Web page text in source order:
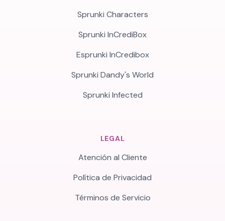
Sprunki Characters
Sprunki InCrediBox
Esprunki InCredibox
Sprunki Dandy's World
Sprunki Infected
LEGAL
Atención al Cliente
Política de Privacidad
Términos de Servicio